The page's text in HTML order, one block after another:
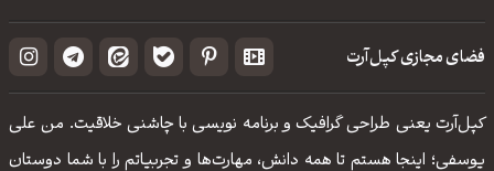
فضای مجازی کپل‌آرت
کپل‌آرت یعنی طراحی گرافیک و برنامه نویسی با چاشنی خلاقیت. من علی
یوسفی؛ اینجا هستم تا همه دانش، مهارت‌‌ها و تجربیاتم را با شما دوستان